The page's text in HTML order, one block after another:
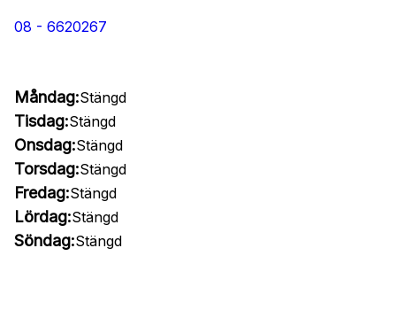
08 - 6620267
Måndag:Stängd
Tisdag:Stängd
Onsdag:Stängd
Torsdag:Stängd
Fredag:Stängd
Lördag:Stängd
Söndag:Stängd